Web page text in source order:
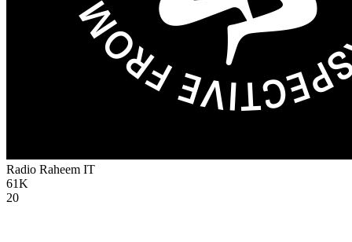
Radio Raheem IT
61K
20